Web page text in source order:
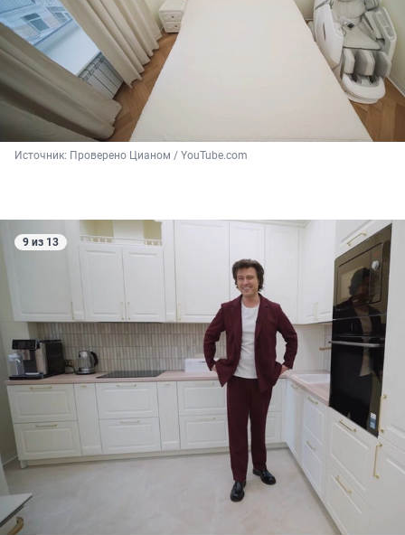
Источник: Проверено Цианом / YouTube.com
9 из 13